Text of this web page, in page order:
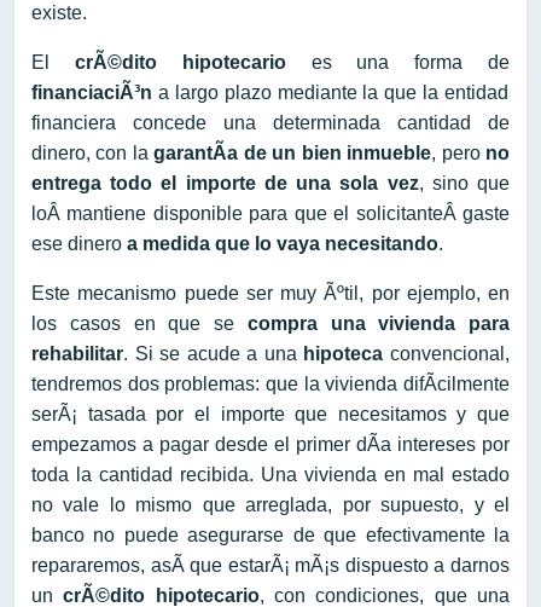
existe.
El crÃ©dito hipotecarioes una forma de
financiaciÃ³n a largo plazo mediante la que la entidad
financiera concede una determinada cantidad de
dinero, con lagarantÃ­a de un bien inmueble, pero no
entrega todo el importe de una sola vez, sino que
loÂ mantiene disponible para que el solicitanteÂ gaste
ese dinero a medida que lo vaya necesitando.
Este mecanismo puede ser muy Ãºtil, por ejemplo, en
los casos en que se compra una vivienda para
rehabilitar. Si se acude a una hipotecaconvencional,
tendremos dos problemas: que la vivienda difÃ­cilmente
serÃ¡ tasada por el importe que necesitamos y que
empezamos a pagar desde el primer dÃ­a intereses por
toda la cantidad recibida. Una vivienda en mal estado
no vale lo mismo que arreglada, por supuesto, y el
banco no puede asegurarse de que efectivamente la
repararemos, asÃ­ que estarÃ¡ mÃ¡s dispuesto a darnos
uncrÃ©dito hipotecario, con condiciones, que una